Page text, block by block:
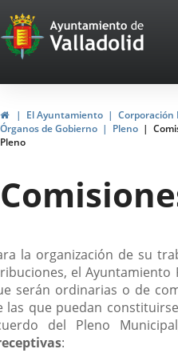
Portal
Web
del
de
Valladolid
InicioEl Ayuntamiento
Corporación
Órganos de Gobierno
Pleno
Pleno
la organización de su
el Ayuntamiento
serán ordinarias o de
las que puedan
del Pleno
: